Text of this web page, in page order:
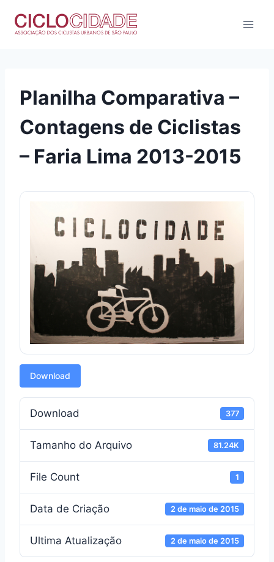
para
Planilha Comparativa –
Contagens de Ciclistas
– Faria Lima 2013-2015
Download
Download 377
Tamanho do Arquivo 81.24K
File Count 1
Data de Criação 2 de maio de 2015
Ultima Atualização 2 de maio de 2015